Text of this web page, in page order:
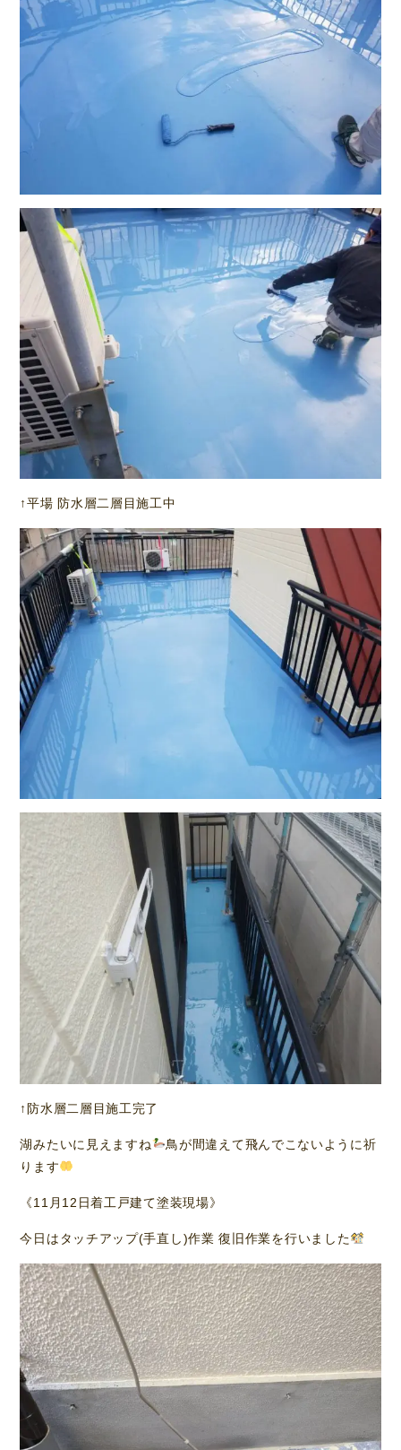
↑平場 防水層二層目施工中
↑防水層二層目施工完了
湖みたいに見えますね
鳥が間違えて飛んでこないように祈
ります
《11月12日着工戸建て塗装現場》
今日はタッチアップ(手直し)作業 復旧作業を行いました